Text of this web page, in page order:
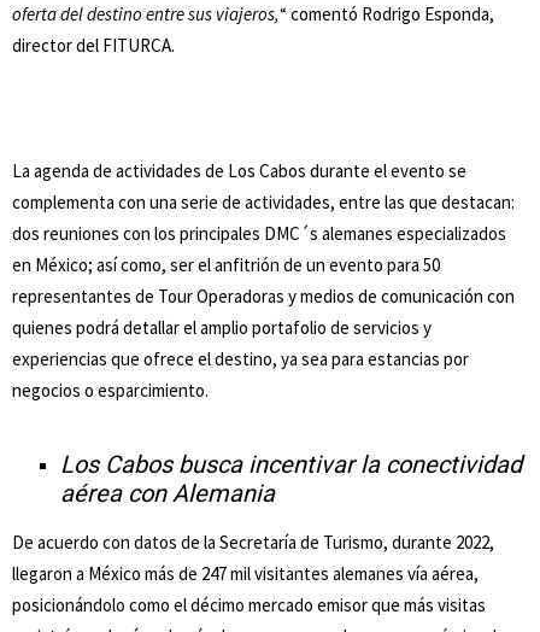
oferta del destino entre sus viajeros,“ comentó Rodrigo Esponda,
director del FITURCA.
La agenda de actividades de Los Cabos durante el evento se
complementa con una serie de actividades, entre las que destacan:
dos reuniones con los principales DMC´s alemanes especializados
en México; así como, ser el anfitrión de un evento para 50
representantes de Tour Operadoras y medios de comunicación con
quienes podrá detallar el amplio portafolio de servicios y
experiencias que ofrece el destino, ya sea para estancias por
negocios o esparcimiento.
Los Cabos busca incentivar la conectividad
aérea con Alemania
De acuerdo con datos de la Secretaría de Turismo, durante 2022,
llegaron a México más de 247 mil visitantes alemanes vía aérea,
posicionándolo como el décimo mercado emisor que más visitas